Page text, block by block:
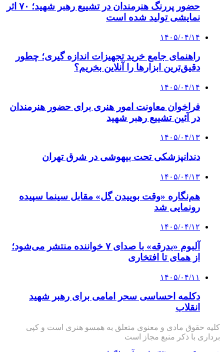
حضور پررنگ هنرمندان در تشییع رهبر شهید؛ ۷۰ اثر
نمایشی تولید شده است
۱۴۰۵/۰۴/۱۴
راهنمای جامع خرید تجهیزات اندازه گیری؛ چطور
دقیق‌ترین ابزارها را آنلاین بخریم؟
۱۴۰۵/۰۴/۱۴
فراخوان معاونت امور هنری برای حضور هنرمندان
در آئین تشییع رهبر شهید
۱۴۰۵/۰۴/۱۳
دندانپزشکی تحت بیهوشی در شرق تهران
۱۴۰۵/۰۴/۱۳
هم‌نگاره «وقت بوییدن گل» مقابل سینما سپیده
رونمایی شد
۱۴۰۵/۰۴/۱۲
آلبوم «بدرقه» با صدای ۷ خواننده منتشر می‌شود؛
از همای تا افتخاری
۱۴۰۵/۰۴/۱۱
دکلمه‌ احساسی سحر امامی برای رهبر شهید
انقلاب
کلیه حقوق مادی و معنوی متعلق به همسو هنری است و کپی
برداری با ذکر منبع مجاز است